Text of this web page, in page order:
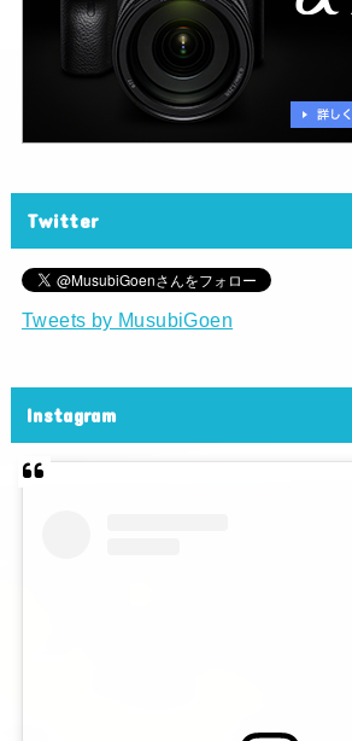
Twitter
Tweets by MusubiGoen
Instagram